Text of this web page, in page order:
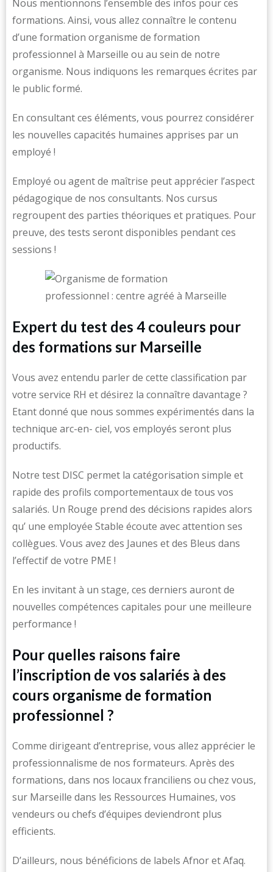
Nous mentionnons l’ensemble des infos pour ces
formations. Ainsi, vous allez connaître le contenu
d’une formation organisme de formation
professionnel à Marseille ou au sein de notre
organisme. Nous indiquons les remarques écrites par
le public formé.
En consultant ces éléments, vous pourrez considérer
les nouvelles capacités humaines apprises par un
employé !
Employé ou agent de maîtrise peut apprécier l’aspect
pédagogique de nos consultants. Nos cursus
regroupent des parties théoriques et pratiques. Pour
preuve, des tests seront disponibles pendant ces
sessions !
Expert du test des 4 couleurs pour
des formations sur Marseille
Vous avez entendu parler de cette classification par
votre service RH et désirez la connaître davantage ?
Etant donné que nous sommes expérimentés dans la
technique arc-en- ciel, vos employés seront plus
productifs.
Notre test DISC permet la catégorisation simple et
rapide des profils comportementaux de tous vos
salariés. Un Rouge prend des décisions rapides alors
qu’ une employée Stable écoute avec attention ses
collègues. Vous avez des Jaunes et des Bleus dans
l’effectif de votre PME !
En les invitant à un stage, ces derniers auront de
nouvelles compétences capitales pour une meilleure
performance !
Pour quelles raisons faire
l’inscription de vos salariés à des
cours organisme de formation
professionnel ?
Comme dirigeant d’entreprise, vous allez apprécier le
professionnalisme de nos formateurs. Après des
formations, dans nos locaux franciliens ou chez vous,
sur Marseille dans les Ressources Humaines, vos
vendeurs ou chefs d’équipes deviendront plus
efficients.
D’ailleurs, nous bénéficions de labels Afnor et Afaq.